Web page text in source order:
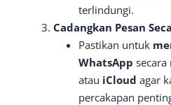
terlindungi.
Cadangkan Pesan
Pastikan untuk
WhatsApp
atau iCloud agar
percakapan